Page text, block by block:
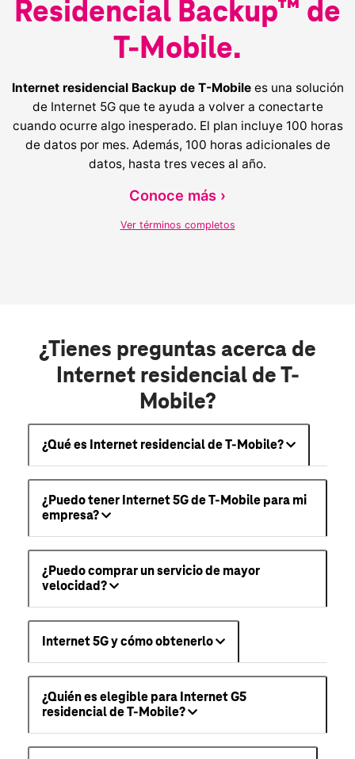
Residencial Backup™ de
T-Mobile.
Internet residencial Backup de T-Mobilees una solución
de Internet 5G que te ayuda a volver a conectarte
cuando ocurre algo inesperado. El plan incluye 100 horas
de datos por mes. Además, 100 horas adicionales de
datos, hasta tres veces al año.
Conoce más ›
Ver términos completos
¿Tienes preguntas acerca de
Internet residencial de T-
Mobile?
¿Qué es Internet residencial de T-Mobile?
¿Puedo tener Internet 5G de T-Mobile para mi
empresa?
¿Puedo comprar un servicio de mayor
velocidad?
Internet 5G y cómo obtenerlo
¿Quién es elegible para Internet G5
residencial de T-Mobile?